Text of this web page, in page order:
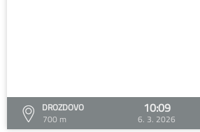
DROZDOVO
700 m
10:09
6. 3. 2026